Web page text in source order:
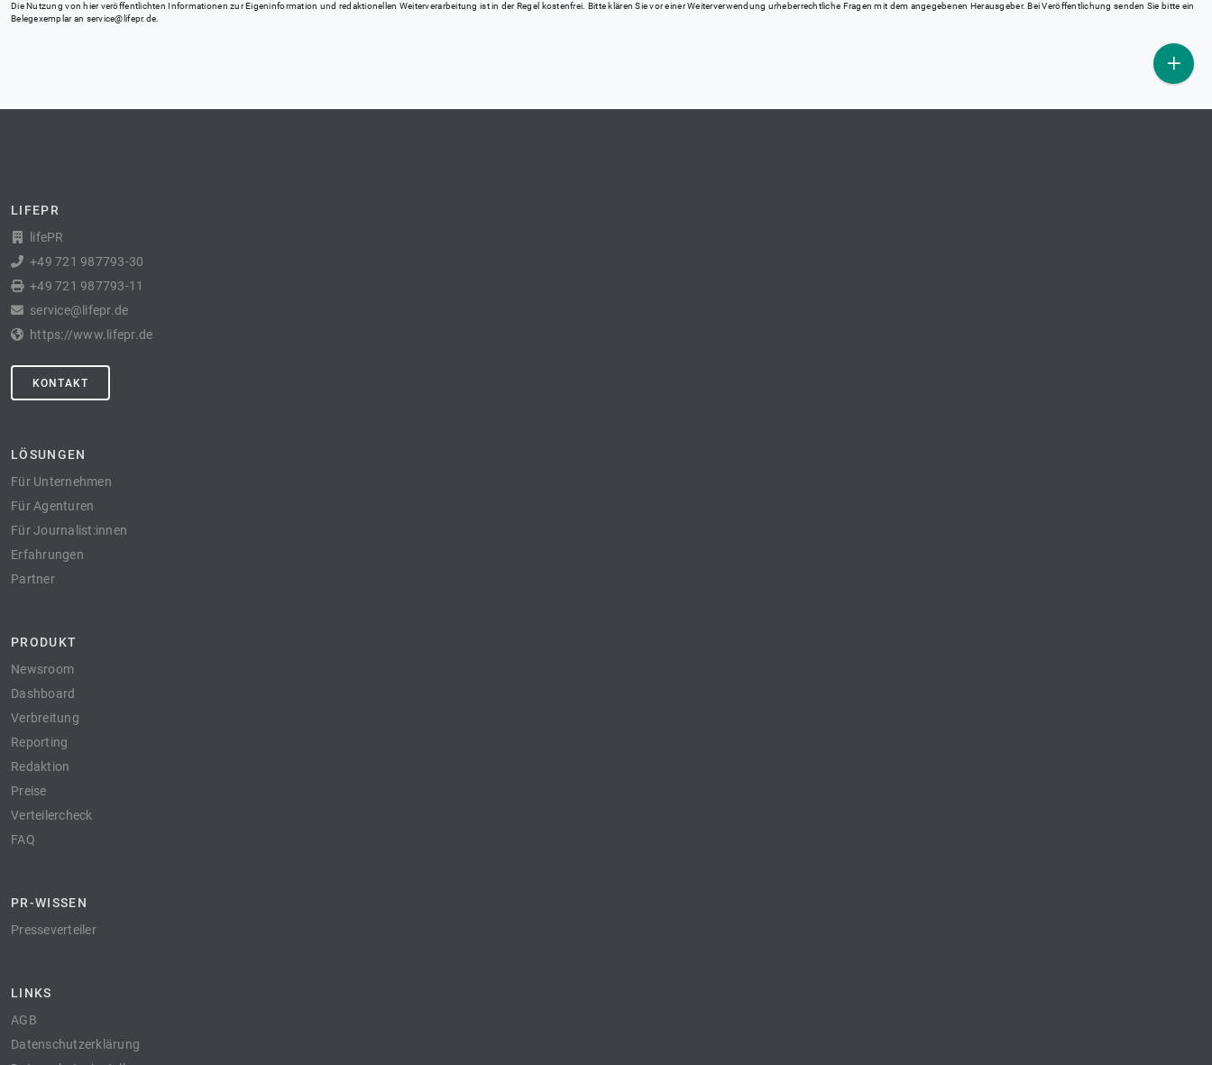
Die Nutzung von hier veröffentlichten Informationen zur Eigeninformation und redaktionellen Weiterverarbeitung ist in der Regel kostenfrei. Bitte klären Sie vor einer Weiterverwendung urheberrechtliche Fragen mit dem angegebenen Herausgeber. Bei Veröffentlichung senden Sie bitte ein
Belegexemplar an service@lifepr.de
LIFEPR
lifePR
+49 721 987793-30
+49 721 987793-11
service@lifepr.de
https://www.lifepr.de
KONTAKT
LÖSUNGEN
Für Unternehmen
Für Agenturen
Für Journalist:innen
Erfahrungen
Partner
PRODUKT
Newsroom
Dashboard
Verbreitung
Reporting
Redaktion
Preise
Verteilercheck
FAQ
PR-WISSEN
Presseverteiler
LINKS
AGB
Datenschutzerklärung